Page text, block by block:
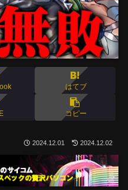
はてブ
コピー
2024.12.01 2024.12.02